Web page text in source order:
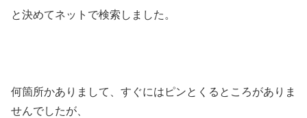
と決めてネットで検索しました。
何箇所かありまして、すぐにはピンとくるところがありま
せんでしたが、